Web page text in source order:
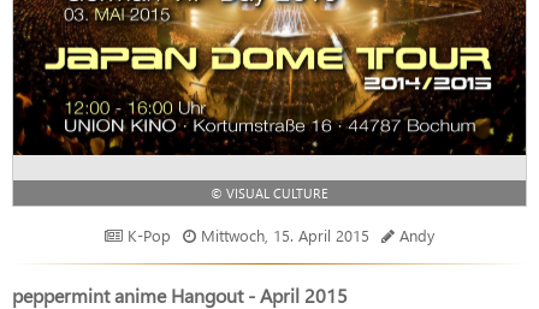
© VISUAL CULTURE
K-Pop Mittwoch, 15. April 2015 Andy
peppermint anime Hangout - April 2015